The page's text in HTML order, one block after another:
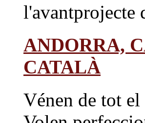
l'avantprojecte
ANDORRA,
CATALÀ
Vénen de tot